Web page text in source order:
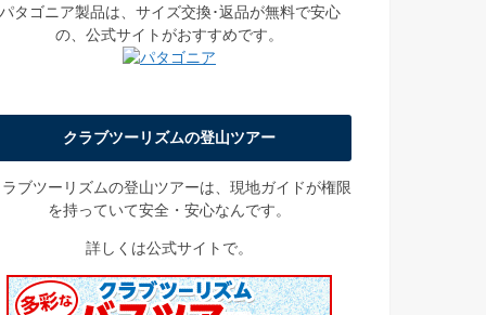
タゴニア製品は、サイズ交換･返品が無料で安心
の、公式サイトがおすすめです。
クラブツーリズムの登山ツアー
ブツーリズムの登山ツアーは、現地ガイドが権限
を持っていて安全・安心なんです。
詳しくは公式サイトで。